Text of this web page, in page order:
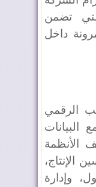
تضمن
داخل
الرقمي
البيانات
الأنظمة
الإنتاج،
وإدارة